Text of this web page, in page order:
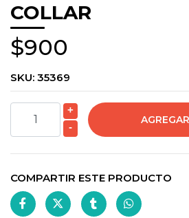
COLLAR
$900
SKU: 35369
+
-
COMPARTIR ESTE PRODUCTO